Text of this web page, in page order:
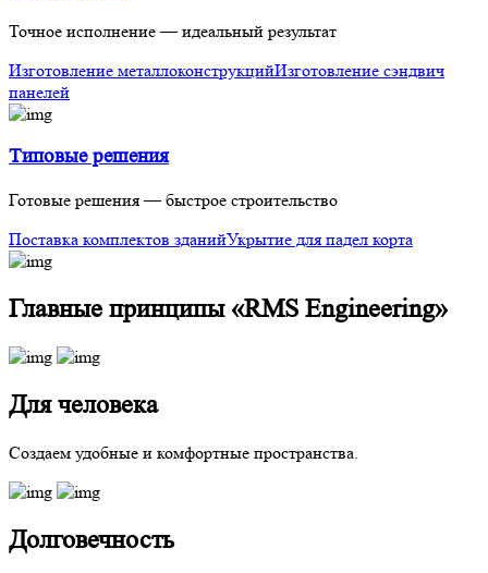
Точное исполнение — идеальный результат
Изготовление металлоконструкцийИзготовление сэндвич
панелей
Типовые решения
Готовые решения — быстрое строительство
Поставка комплектов зданийУкрытие для падел корта
Главные принципы «RMS Engineering»
Для человека
Создаем удобные и комфортные пространства.
Долговечность